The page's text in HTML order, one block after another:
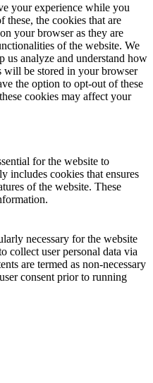
your experience while you
these, the cookies that are
your browser as they are
of the website. We
us analyze and understand how
will be stored in your browser
the option to opt-out of these
cookies may affect your
for the website to
includes cookies that ensures
of the website. These
necessary for the website
collect user personal data via
are termed as non-necessary
consent prior to running